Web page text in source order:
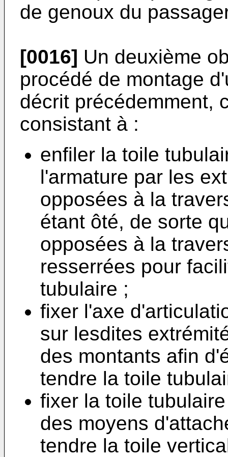
de genoux du
[0016] Un deuxième
procédé de montage
décrit précédemment,
consistant à :
enfiler la toile
l'armature par les
opposées à la
étant ôté, de sorte
opposées à la
resserrées pour
tubulaire ;
fixer l'axe
sur lesdites
des montants afin
tendre la toile
fixer la toile
des moyens
tendre la toile